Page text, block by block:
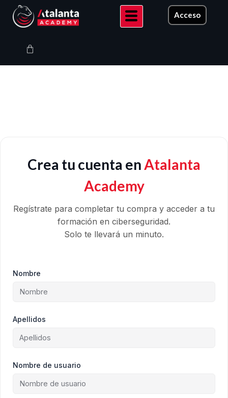
contenido
Acceso
Carrito
Crea tu cuenta enAtalanta
Academy
Regístrate para completar tu compra y acceder a tu
formación en ciberseguridad.
Solo te llevará un minuto.
Nombre
Apellidos
Nombre de usuario